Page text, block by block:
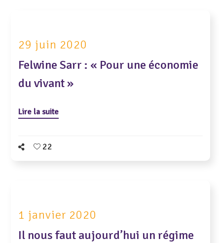
29 juin 2020
Felwine Sarr : « Pour une économie
du vivant »
Lire la suite
22
1 janvier 2020
Il nous faut aujourd’hui un régime